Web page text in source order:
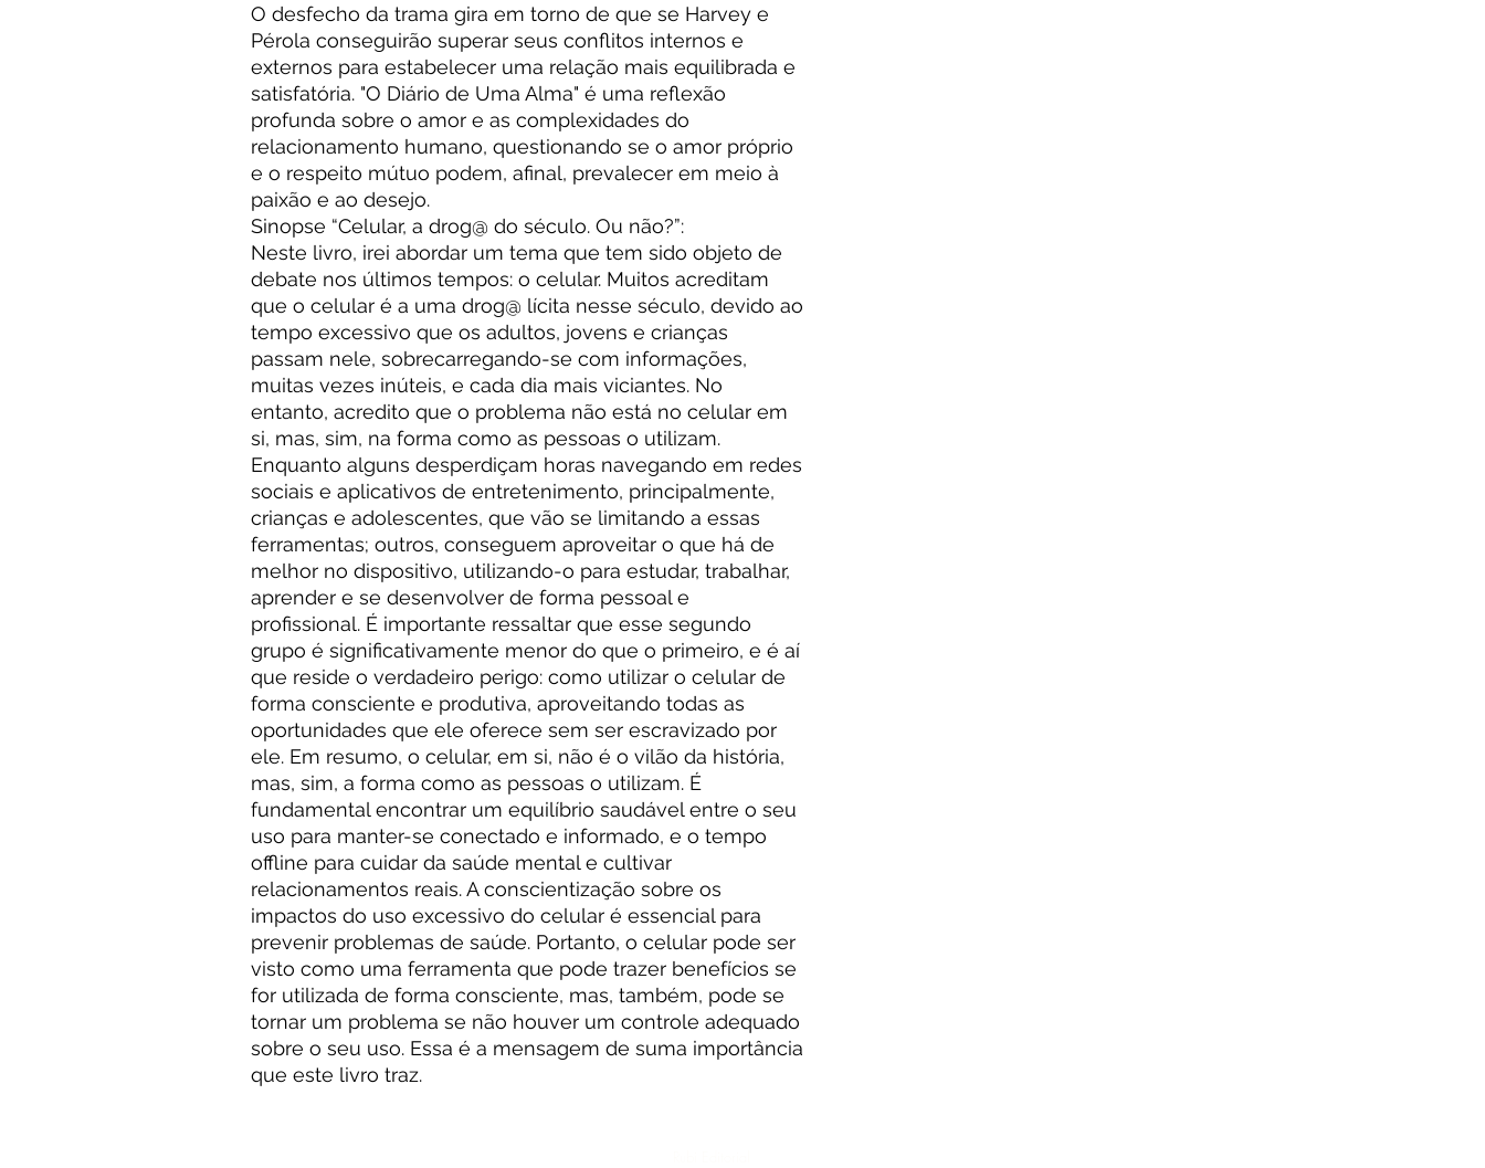
O desfecho da trama gira em torno de que se Harvey e
Pérola conseguirão superar seus conflitos internos e
externos para estabelecer uma relação mais equilibrada e
satisfatória. "O Diário de Uma Alma" é uma reflexão
profunda sobre o amor e as complexidades do
relacionamento humano, questionando se o amor próprio
e o respeito mútuo podem, afinal, prevalecer em meio à
paixão e ao desejo.
Sinopse “Celular, a drog@ do século. Ou não?”:
Neste livro, irei abordar um tema que tem sido objeto de
debate nos últimos tempos: o celular. Muitos acreditam
que o celular é a uma drog@ lícita nesse século, devido ao
tempo excessivo que os adultos, jovens e crianças
passam nele, sobrecarregando-se com informações,
muitas vezes inúteis, e cada dia mais viciantes. No
entanto, acredito que o problema não está no celular em
si, mas, sim, na forma como as pessoas o utilizam.
Enquanto alguns desperdiçam horas navegando em redes
sociais e aplicativos de entretenimento, principalmente,
crianças e adolescentes, que vão se limitando a essas
ferramentas; outros, conseguem aproveitar o que há de
melhor no dispositivo, utilizando-o para estudar, trabalhar,
aprender e se desenvolver de forma pessoal e
profissional. É importante ressaltar que esse segundo
grupo é significativamente menor do que o primeiro, e é aí
que reside o verdadeiro perigo: como utilizar o celular de
forma consciente e produtiva, aproveitando todas as
oportunidades que ele oferece sem ser escravizado por
ele. Em resumo, o celular, em si, não é o vilão da história,
mas, sim, a forma como as pessoas o utilizam. É
fundamental encontrar um equilíbrio saudável entre o seu
uso para manter-se conectado e informado, e o tempo
offline para cuidar da saúde mental e cultivar
relacionamentos reais. A conscientização sobre os
impactos do uso excessivo do celular é essencial para
prevenir problemas de saúde. Portanto, o celular pode ser
visto como uma ferramenta que pode trazer benefícios se
for utilizada de forma consciente, mas, também, pode se
tornar um problema se não houver um controle adequado
sobre o seu uso. Essa é a mensagem de suma importância
que este livro traz.